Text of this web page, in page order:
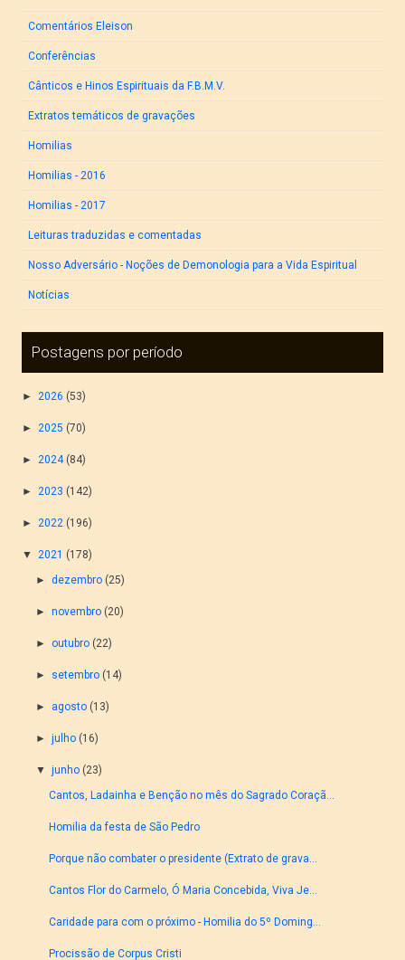
Comentários Eleison
Conferências
Cânticos e Hinos Espirituais da F.B.M.V.
Extratos temáticos de gravações
Homilias
Homilias - 2016
Homilias - 2017
Leituras traduzidas e comentadas
Nosso Adversário - Noções de Demonologia para a Vida Espiritual
Notícias
Postagens por período
► 2026 (53)
► 2025 (70)
► 2024 (84)
► 2023 (142)
► 2022 (196)
▼ 2021 (178)
► dezembro (25)
► novembro (20)
► outubro (22)
► setembro (14)
► agosto (13)
► julho (16)
▼ junho (23)
Cantos, Ladainha e Benção no mês do Sagrado Coraçã...
Homilia da festa de São Pedro
Porque não combater o presidente (Extrato de grava...
Cantos Flor do Carmelo, Ó Maria Concebida, Viva Je...
Caridade para com o próximo - Homilia do 5º Doming...
Procissão de Corpus Cristi